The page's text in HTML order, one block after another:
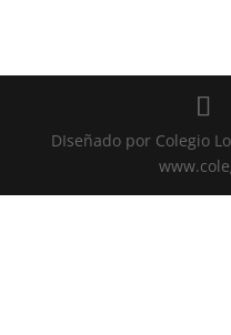
DIseñado por Colegio